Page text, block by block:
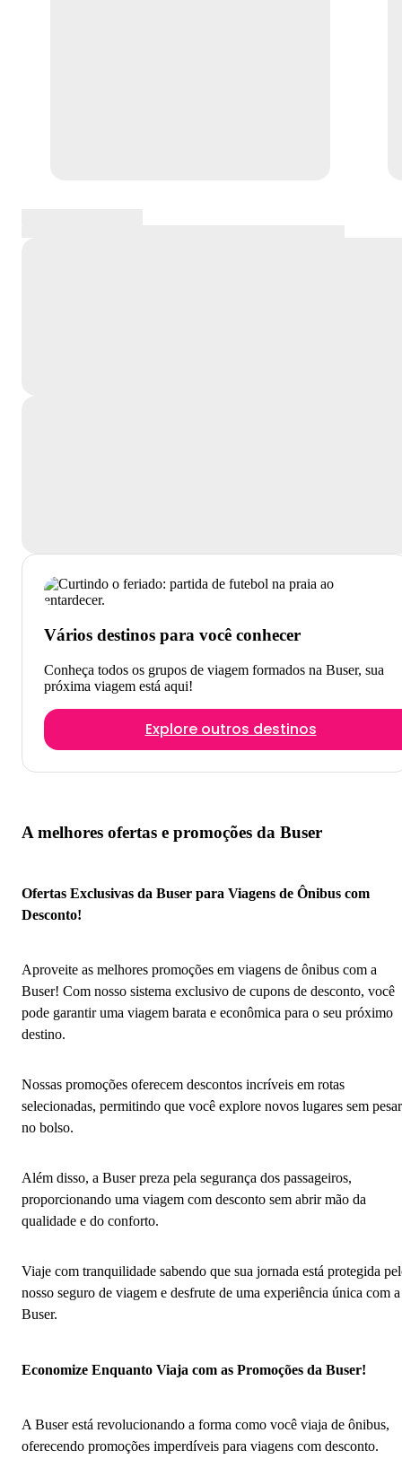
Vários destinos para você conhecer
Conheça todos os grupos de viagem formados na Buser, sua
próxima viagem está aqui!
Explore outros destinos
A melhores ofertas e promoções da Buser
Ofertas Exclusivas da Buser para Viagens de Ônibus com
Desconto!
Aproveite as melhores promoções em viagens de ônibus com a
Buser! Com nosso sistema exclusivo de cupons de desconto, você
pode garantir uma viagem barata e econômica para o seu próximo
destino.
Nossas promoções oferecem descontos incríveis em rotas
selecionadas, permitindo que você explore novos lugares sem pesar
no bolso.
Além disso, a Buser preza pela segurança dos passageiros,
proporcionando uma viagem com desconto sem abrir mão da
qualidade e do conforto.
Viaje com tranquilidade sabendo que sua jornada está protegida
nosso seguro de viagem e desfrute de uma experiência única com a
Buser.
Economize Enquanto Viaja com as Promoções da Buser!
A Buser está revolucionando a forma como você viaja de ônibus,
oferecendo promoções imperdíveis para viagens com desconto.